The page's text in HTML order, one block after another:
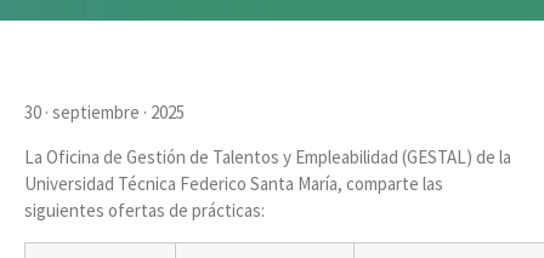
30 · septiembre · 2025
La Oficina de Gestión de Talentos y Empleabilidad (GESTAL) de la
Universidad Técnica Federico Santa María, comparte las
siguientes ofertas de prácticas: